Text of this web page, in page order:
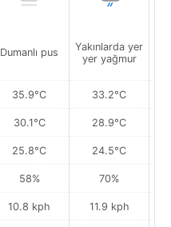
Dumanlı pus
35.9°C
30.1°C
25.8°C
58%
10.8 kph
Yakınlarda yer
yer yağmur
33.2°C
28.9°C
24.5°C
70%
11.9 kph